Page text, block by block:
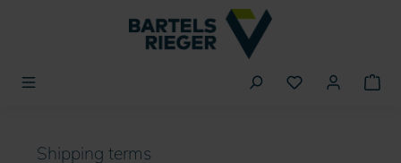
You have 0
Shipping terms